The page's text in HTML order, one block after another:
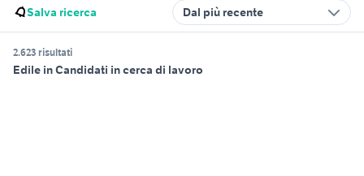
Salva ricerca Dal più recente
2.623 risultati
Edile in Candidati in cerca di lavoro